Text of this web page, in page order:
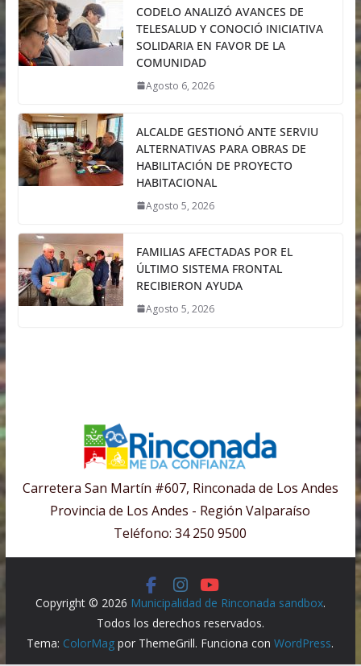
CODELO ANALIZÓ AVANCES DE
TELESALUD Y CONOCIÓ INICIATIVA
SOLIDARIA EN FAVOR DE LA
COMUNIDAD
Agosto 6, 2026
ALCALDE GESTIONÓ ANTE SERVIU
ALTERNATIVAS PARA OBRAS DE
HABILITACIÓN DE PROYECTO
HABITACIONAL
Agosto 5, 2026
FAMILIAS AFECTADAS POR EL
ÚLTIMO SISTEMA FRONTAL
RECIBIERON AYUDA
Agosto 5, 2026
Carretera San Martín #607, Rinconada de Los Andes
Provincia de Los Andes - Región Valparaíso
Teléfono: 34 250 9500
Copyright © 2026 Municipalidad de Rinconada sandbox.
Todos los derechos reservados.
Tema: ColorMag por ThemeGrill. Funciona conWordPress.